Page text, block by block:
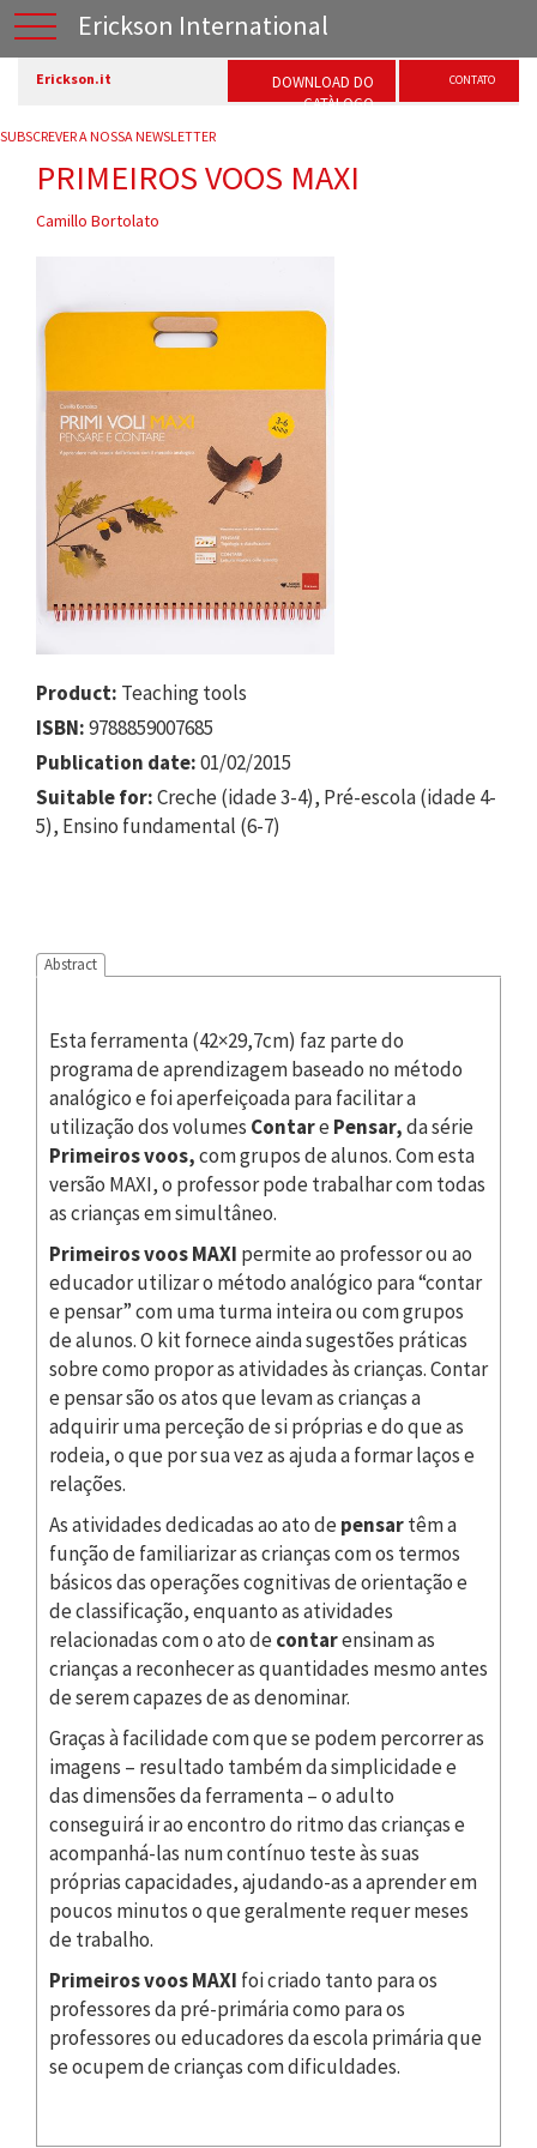
Erickson International
Erickson.it
DOWNLOAD DO
CATÀLOGO
CONTATO
SUBSCREVER A NOSSA NEWSLETTER
PRIMEIROS VOOS MAXI
Camillo Bortolato
Product: Teaching tools
ISBN:9788859007685
Publication date:01/02/2015
Suitable for:Creche (idade 3-4), Pré-escola (idade 4-
5), Ensino fundamental (6-7)
Abstract
Esta ferramenta (42×29,7cm) faz parte do
programa de aprendizagem baseado no método
analógico e foi aperfeiçoada para facilitar a
utilização dos volumes ContarePensar,da série
Primeiros voos,com grupos de alunos. Com esta
versão MAXI, o professor pode trabalhar com todas
as crianças em simultâneo.
Primeiros voos MAXI permite ao professor ou ao
educador utilizar o método analógico para “contar
e pensar” com uma turma inteira ou com grupos
de alunos. O kit fornece ainda sugestões práticas
sobre como propor as atividades às crianças. Contar
e pensar são os atos que levam as crianças a
adquirir uma perceção de si próprias e do que as
rodeia, o que por sua vez as ajuda a formar laços e
relações.
As atividades dedicadas ao ato depensartêm a
função de familiarizar as crianças com os termos
básicos das operações cognitivas de orientação e
de classificação, enquanto as atividades
relacionadas com o ato decontarensinam as
crianças a reconhecer as quantidades mesmo antes
de serem capazes de as denominar.
Graças à facilidade com que se podem percorrer as
imagens – resultado também da simplicidade e
das dimensões da ferramenta – o adulto
conseguirá ir ao encontro do ritmo das crianças e
acompanhá-las num contínuo teste às suas
próprias capacidades, ajudando-as a aprender em
poucos minutos o que geralmente requer meses
de trabalho.
Primeiros voos MAXI foi criado tanto para os
professores da pré-primária como para os
professores ou educadores da escola primária que
se ocupem de crianças com dificuldades.